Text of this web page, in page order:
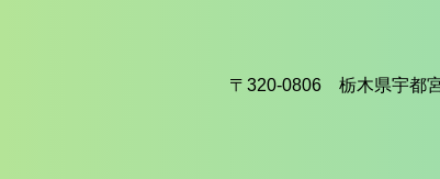
〒320-0806 栃木県宇都